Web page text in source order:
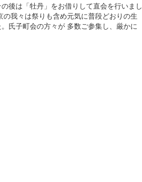
後は「牡丹」をお借りして直会を行いまし
我々は祭りも含め元気に普段どおりの生
氏子町会の方々が 多数ご参集し、厳かに